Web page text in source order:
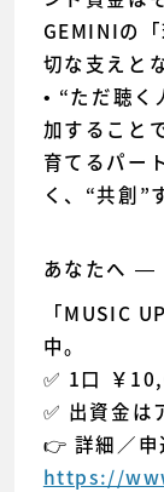
GEMINIの
切な支えと
• “ただ聴く
加すること
育てるパー
く、“共創”
あなたへ —
「MUSIC
中。
✅ 1口 ￥
✅ 出資金は
👉 詳細／申
https://